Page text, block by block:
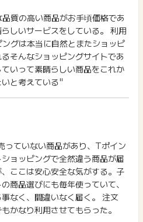
文も獲得対象となります。
も獲得対象です。
象外です。
キャンセル（クーリングオフ）
ZOZOTOWN、Yahoo!マー
ク）からカートに入れるまでに2
）より前に、すでにカートに入
の期間を要するもの
LOHACO、ぐるなび食市場な
表示されているストアの注文
サービスで購入された場
Yahoo!チャイナモール、Yaho
質の高い商品がお手頃価格であ
しいサービスをしている。 利用
グは本当に自然とまたショッピ
そんなショッピングサイトであ
いって素晴らしい商品をこれか
と考えている"
っていない商品があり、Tポイン
ョッピングで全然違う商品が届
ここは安心安全な気がする。子
商品選びにも毎年使っていて、
なく、間違いなく届く。 注文
かなり利用させてもらった。